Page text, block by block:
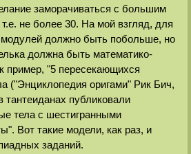
заморачиваться с большим
не более 30. На мой взгляд, для
модулей должно быть побольше, но
должна быть математико-
пример, "5 пересекающихся
("Энциклопедия оригами" Рик Бич,
публиковали
тела с шестигранными
Вот такие модели, как раз, и
заданий.